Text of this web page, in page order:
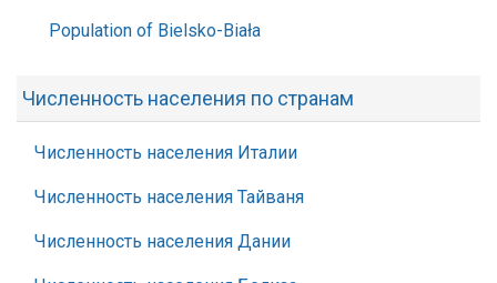
Population of Bielsko-Biała
Численность населения по странам
Численность населения Италии
Численность населения Тайваня
Численность населения Дании